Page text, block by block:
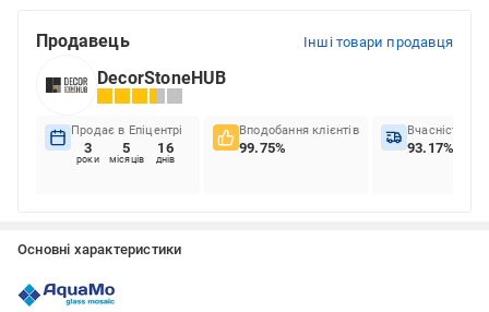
Продавець Інші товари продавця
DecorStoneHUB
Продає в Епіцентрі
3
роки
5
місяців
16
днів
Вподобання клієнтів
99.75%
Вчасність
93.17%
Основні характеристики